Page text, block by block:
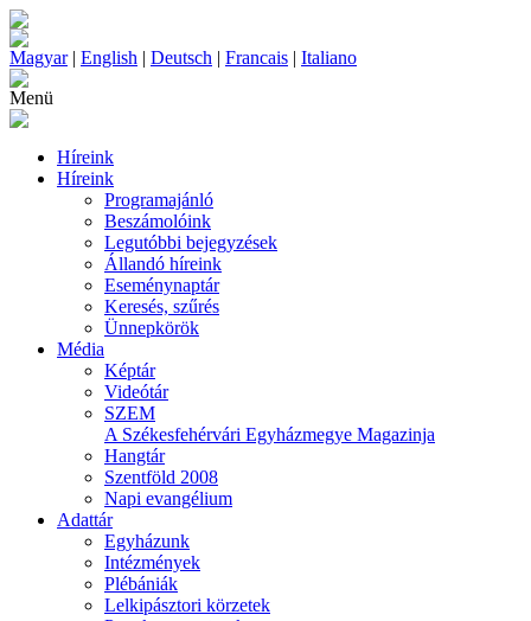
Magyar| English | Deutsch | Francais | Italiano
Menü
Híreink
Híreink
Programajánló
Beszámolóink
Legutóbbi bejegyzések
Állandó híreink
Eseménynaptár
Keresés, szűrés
Ünnepkörök
Média
Képtár
Videótár
SZEM
A Székesfehérvári Egyházmegye Magazinja
Hangtár
Szentföld 2008
Napi evangélium
Adattár
Egyházunk
Intézmények
Plébániák
Lelkipásztori körzetek